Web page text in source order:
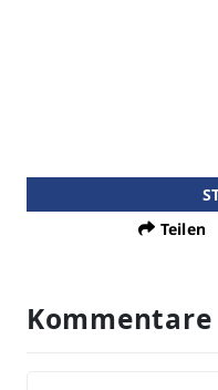
Teilen
Kommentare